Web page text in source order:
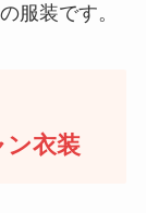
服装です。
ン衣装